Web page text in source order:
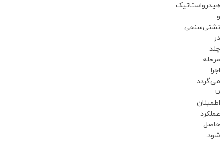
هیدرواستاتیک
و
نشتی‌سنجی
در
چند
مرحله
اجرا
می‌گردد
تا
اطمینان
عملکرد
حاصل
شود.